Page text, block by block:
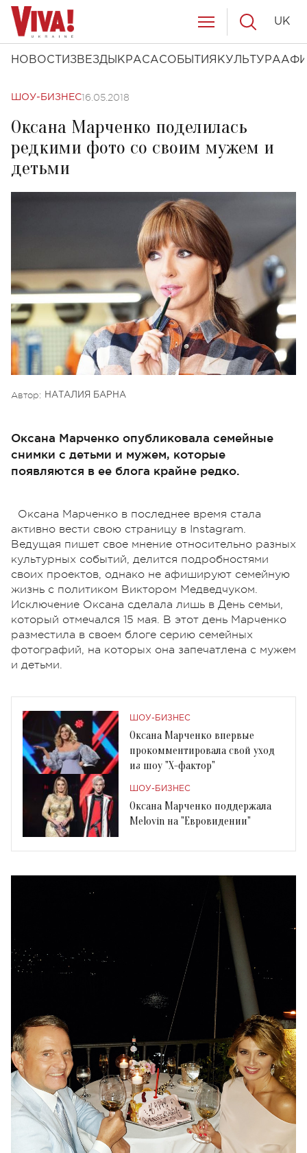
НОВОСТИ ЗВЕЗДЫ КРАСАСОБЫТИЯ КУЛЬТУРА
UK
ШОУ-БИЗНЕС16.05.2018
Оксана Марченко поделилась
редкими фото со своим мужем и
детьми
Автор: НАТАЛИЯ БАРНА
Оксана Марченко опубликовала семейные
снимки с детьми и мужем, которые
появляются в ее блога крайне редко.
Оксана Марченко в последнее время стала
активно вести свою страницу в Instagram.
Ведущая пишет свое мнение относительно разных
культурных событий, делится подробностями
своих проектов, однако не афишируют семейную
жизнь с политиком Виктором Медведчуком.
Исключение Оксана сделала лишь в День семьи,
который отмечался 15 мая. В этот день Марченко
разместила в своем блоге серию семейных
фотографий, на которых она запечатлена с мужем
и детьми.
ШОУ-БИЗНЕС
Оксана Марченко впервые
прокомментировала свой уход
из шоу "Х-фактор"
ШОУ-БИЗНЕС
Оксана Марченко поддержала
Melovin на "Евровидении"